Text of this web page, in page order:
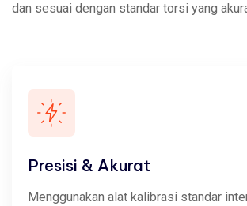
dan sesuai dengan standar torsi yang
Presisi & Akurat
Menggunakan alat kalibrasi standar